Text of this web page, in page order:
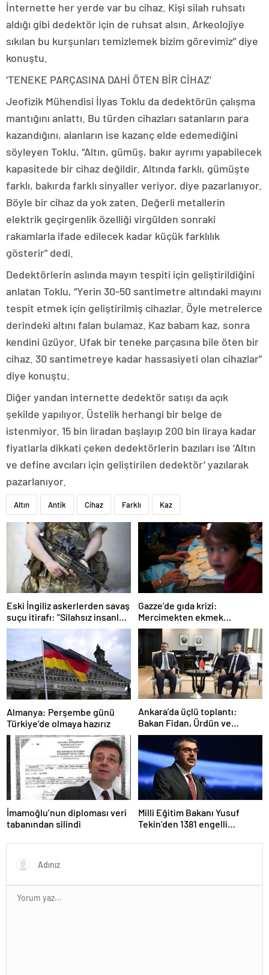
İnternette her yerde var bu cihaz. Kişi silah ruhsatı
aldığı gibi dedektör için de ruhsat alsın. Arkeolojiye
sıkılan bu kurşunları temizlemek bizim görevimiz” diye
konuştu.
‘TENEKE PARÇASINA DAHİ ÖTEN BİR CİHAZ’
Jeofizik Mühendisi İlyas Toklu da dedektörün çalışma
mantığını anlattı. Bu türden cihazları satanların para
kazandığını, alanların ise kazanç elde edemediğini
söyleyen Toklu, “Altın, gümüş, bakır ayrımı yapabilecek
kapasitede bir cihaz değildir. Altında farklı, gümüşte
farklı, bakırda farklı sinyaller veriyor, diye pazarlanıyor.
Böyle bir cihaz da yok zaten. Değerli metallerin
elektrik geçirgenlik özelliği virgülden sonraki
rakamlarla ifade edilecek kadar küçük farklılık
gösterir” dedi.
Dedektörlerin aslında mayın tespiti için geliştirildiğini
anlatan Toklu, “Yerin 30-50 santimetre altındaki mayını
tespit etmek için geliştirilmiş cihazlar. Öyle metrelerce
derindeki altını falan bulamaz. Kaz babam kaz, sonra
kendini üzüyor. Ufak bir teneke parçasına bile öten bir
cihaz. 30 santimetreye kadar hassasiyeti olan cihazlar”
diye konuştu.
Diğer yandan internette dedektör satışı da açık
şekilde yapılıyor. Üstelik herhangi bir belge de
istenmiyor. 15 bin liradan başlayıp 200 bin liraya kadar
fiyatlarla dikkati çeken dedektörlerin bazıları ise ‘Altın
ve define avcıları için geliştirilen dedektör’ yazılarak
pazarlanıyor.
Altın Antik Cihaz Farklı Kaz
Eski İngiliz askerlerden savaş
suçu itirafı: “Silahsız insanları
uykuda öldürdüler”
Gazze’de gıda krizi:
Mercimekten ekmek
yapıyorlar
Almanya: Perşembe günü
Türkiye’de olmaya hazırız
Ankara’da üçlü toplantı:
Bakan Fidan, Ürdün ve
Suriyeli mevkidaşlarıyla
görüştü
İmamoğlu’nun diploması veri
tabanından silindi
Milli Eğitim Bakanı Yusuf
Tekin’den 1381 engelli
paylaşım